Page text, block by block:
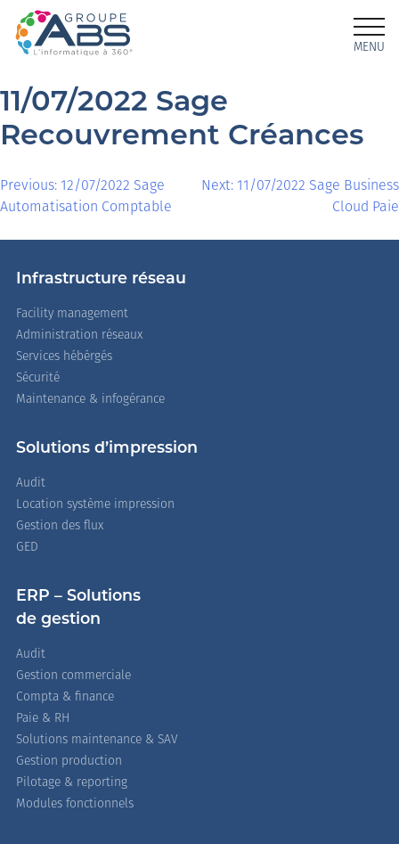
MENU
11/07/2022 Sage
Recouvrement Créances
Previous: 12/07/2022 Sage
Automatisation Comptable
Next: 11/07/2022 Sage Business
Cloud Paie
Infrastructure réseau
Facility management
Administration réseaux
Services hébérgés
Sécurité
Maintenance & infogérance
Solutions d’impression
Audit
Location système impression
Gestion des flux
GED
ERP – Solutions
de gestion
Audit
Gestion commerciale
Compta & finance
Paie & RH
Solutions maintenance & SAV
Gestion production
Pilotage & reporting
Modules fonctionnels